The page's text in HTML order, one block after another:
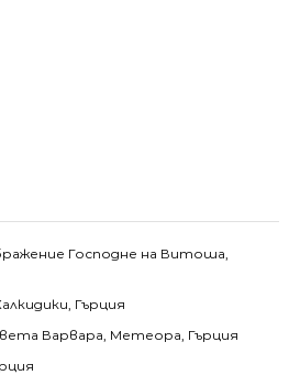
Господне на Витоша,
Гърция
Варвара, Метеора, Гърция